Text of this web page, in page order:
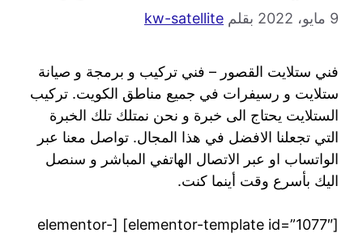
9 مايو، 2022 بقلم kw-satellite
فني ستلايت القصور – فني تركيب و برمجة و صيانة
ستلايت و رسيفرات في جميع مناطق الكويت. تركيب
الستلايت يحتاج الى خبرة و نحن نمتلك تلك الخبرة
التي تجعلنا الافضل في هذا المجال. تواصل معنا عبر
الواتساب او عبر الاتصال الهاتفي المباشر و سنصل
اليك بأسرع وقت أينما كنت.
[elementor-template id=”1077″] [elementor-